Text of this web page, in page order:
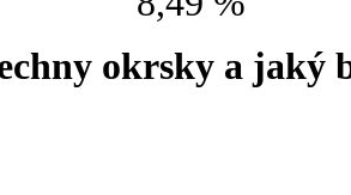
okrsky a jaký